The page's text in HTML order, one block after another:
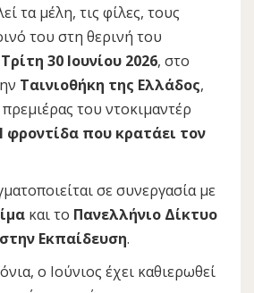
τα μέλη, τις φίλες, τους
του στη θερινή του
Τρίτη 30 Ιουνίου 2026, στο
Ταινιοθήκη της Ελλάδος,
του ντοκιμαντέρ
φροντίδα που κρατάει τον
σε συνεργασία με
και το Πανελλήνιο Δίκτυο
Εκπαίδευση.
ο Ιούνιος έχει καθιερωθεί